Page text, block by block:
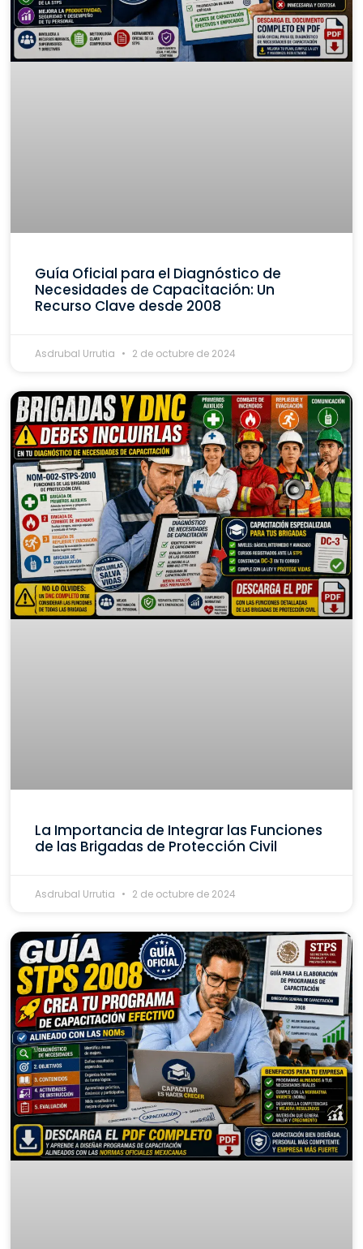
Guía Oficial para el Diagnóstico de
Necesidades de Capacitación: Un
Recurso Clave desde 2008
Asdrubal Urrutia 2 de octubre de 2024
La Importancia de Integrar las Funciones
de las Brigadas de Protección Civil
Asdrubal Urrutia 2 de octubre de 2024